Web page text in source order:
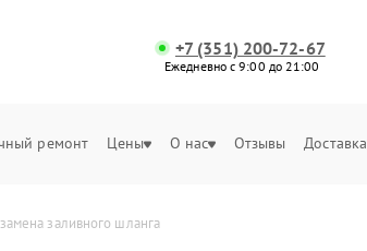
+7 (351) 200-72-67
Ежедневно с 9:00 до 21:00
ремонт Цены О нас Отзывы Доставка
заливного шланга